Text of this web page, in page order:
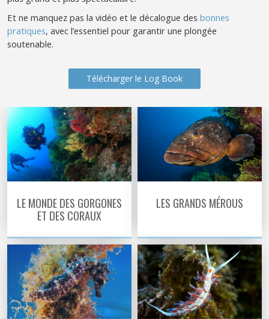
Et ne manquez pas la vidéo et le décalogue des bonnes
pratiques, avec l’essentiel pour garantir une plongée
soutenable.
Télécharger le Log Book
LE MONDE DES GORGONES
ET DES CORAUX
LES GRANDS MÉROUS